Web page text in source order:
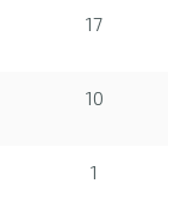
17
10
1